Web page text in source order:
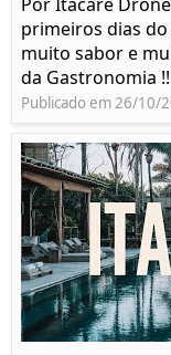
primeiros dias
muito sabor e
da Gastronomia
Publicado em 26/10/